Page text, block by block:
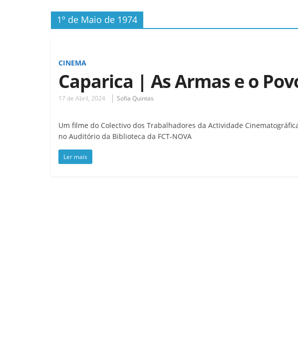
1º de Maio de 1974
CINEMA
Caparica | As Armas e o
17 de Abril, 2024 Sofia Quintas
Um filme do Colectivo dos Trabalhadores da Actividade
no Auditório da Biblioteca da FCT-NOVA
Ler mais